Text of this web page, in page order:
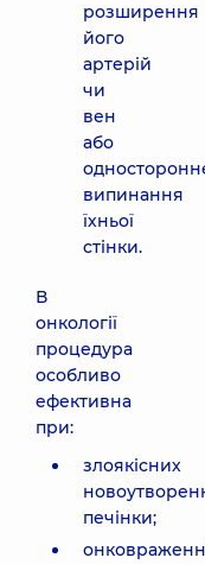
розширення
його
артерій
чи
вен
або
випинання
їхньої
стінки.
В
онкології
процедура
особливо
ефективна
при:
злоякісних
печінки;